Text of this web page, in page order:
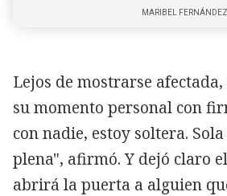
MARIBEL FERNÁNDEZ
Lejos de mostrarse
su momento personal con
con nadie, estoy soltera.
plena", afirmó. Y dejó claro
abrirá la puerta a alguien